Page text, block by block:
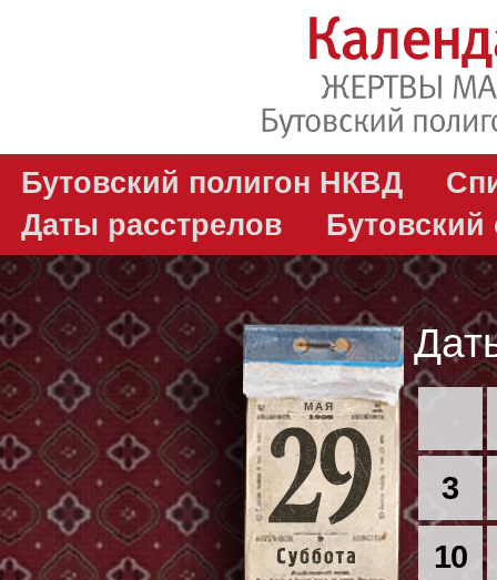
Бутовский полигон НКВД
Даты расстрелов
Бутовский
МАЯ
3
10